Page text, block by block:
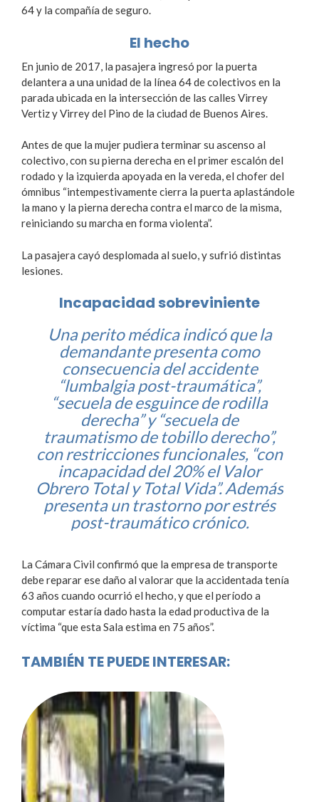
64 y la compañía de seguro.
El hecho
En junio de 2017, la pasajera ingresó por la puerta
delantera a una unidad de la línea 64 de colectivos en la
parada ubicada en la intersección de las calles Virrey
Vertiz y Virrey del Pino de la ciudad de Buenos Aires.
Antes de que la mujer pudiera terminar su ascenso al
colectivo, con su pierna derecha en el primer escalón del
rodado y la izquierda apoyada en la vereda, el chofer del
ómnibus “intempestivamente cierra la puerta aplastándole
la mano y la pierna derecha contra el marco de la misma,
reiniciando su marcha en forma violenta”.
La pasajera cayó desplomada al suelo, y sufrió distintas
lesiones.
Incapacidad sobreviniente
Una perito médica indicó que la
demandante presenta como
consecuencia del accidente
“lumbalgia post-traumática”,
“secuela de esguince de rodilla
derecha” y “secuela de
traumatismo de tobillo derecho”,
con restricciones funcionales, “con
incapacidad del 20% el Valor
Obrero Total y Total Vida”. Además
presenta un trastorno por estrés
post-traumático crónico.
La Cámara Civil confirmó que la empresa de transporte
debe reparar ese daño al valorar que la accidentada tenía
63 años cuando ocurrió el hecho, y que el período a
computar estaría dado hasta la edad productiva de la
víctima “que esta Sala estima en 75 años”.
TAMBIÉN TE PUEDE INTERESAR: